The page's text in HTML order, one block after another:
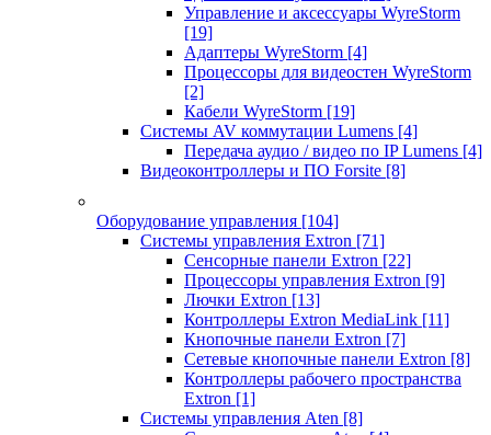
Управление и аксессуары WyreStorm
[19]
Адаптеры WyreStorm [4]
Процессоры для видеостен WyreStorm
[2]
Кабели WyreStorm [19]
Системы AV коммутации Lumens [4]
Передача аудио / видео по IP Lumens [4]
Видеоконтроллеры и ПО Forsite [8]
Оборудование управления [104]
Системы управления Extron [71]
Сенсорные панели Extron [22]
Процессоры управления Extron [9]
Лючки Extron [13]
Контроллеры Extron MediaLink [11]
Кнопочные панели Extron [7]
Сетевые кнопочные панели Extron [8]
Контроллеры рабочего пространства
Extron [1]
Системы управления Aten [8]